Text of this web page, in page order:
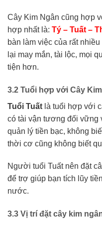
Cây Kim Ngân cũng hợp
hợp nhất là: Tý – Tuất –
bàn làm việc của rất
lại may mắn, tài lộc, mọi
tiện hơn.
3.2 Tuổi hợp với Cây
Tuổi Tuất là tuổi hợp với
có tài vận tương đối vững
quản lý tiền bạc, không
thời cơ cũng không biết
Người tuổi Tuất nên đặt
để trợ giúp bạn tích lũy
nước.
3.3 Vị trí đặt cây kim